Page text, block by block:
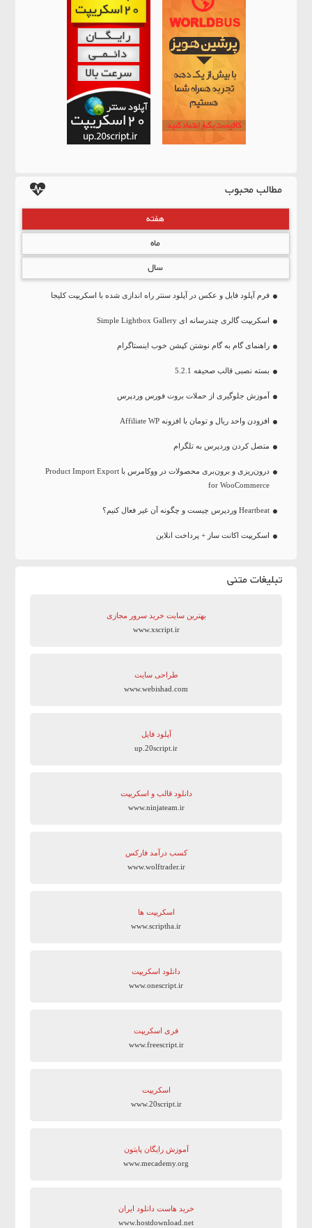
مطالب محبوب
هفته
ماه
سال
فرم آپلود فایل و عکس در آپلود سنتر راه اندازی شده با اسکریپت کلیجا
اسکریپت گالری چندرسانه ای Simple Lightbox Gallery
راهنمای گام به گام نوشتن کپشن خوب اینستاگرام
بسته نصبی قالب صحیفه 5.2.1
آموزش جلوگیری از حملات بروت فورس وردپرس
افزودن واحد ریال و تومان با افزونه Affiliate WP
متصل کردن وردپرس به تلگرام
درون‌ریزی و برون‌بری محصولات در ووکامرس با Product Import Export
for WooCommerce
Heartbeat وردپرس چیست و چگونه آن غیر فعال کنیم؟
اسکریپت اکانت ساز + پرداخت انلاین
تبلیغات متنی
بهترین سایت‌ خرید سرور مجازی
www.xscript.ir
طراحی سایت
www.webishad.com
آپلود فایل
up.20script.ir
دانلود قالب و اسکریپت
www.ninjateam.ir
کسب درآمد فارکس
www.wolftrader.ir
اسکریپت ها
www.scriptha.ir
دانلود اسکریپت
www.onescript.ir
فری اسکریپت
www.freescript.ir
اسکریپت
www.20script.ir
آموزش رایگان پایتون
www.mecademy.org
خرید هاست دانلود ایران
www.hostdownload.net